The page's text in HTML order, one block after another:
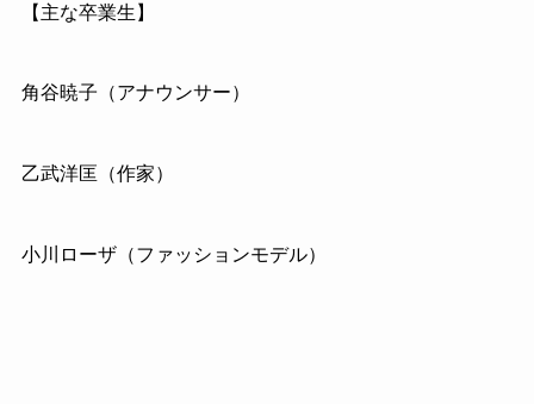
【主な卒業生】
角谷暁子（アナウンサー）
乙武洋匡（作家）
小川ローザ（ファッションモデル）